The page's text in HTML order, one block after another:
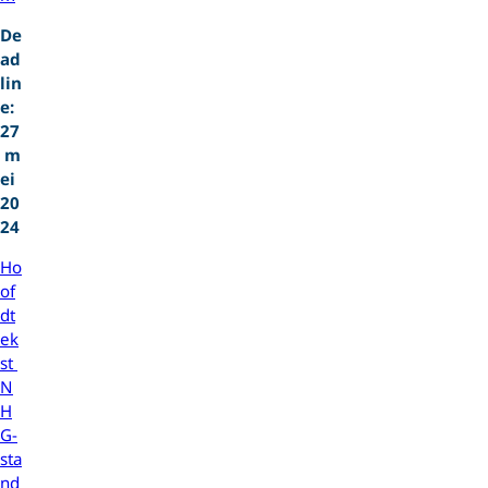
De
ad
lin
e:
27
m
ei
20
24
Ho
of
dt
ek
st
N
H
G-
sta
nd